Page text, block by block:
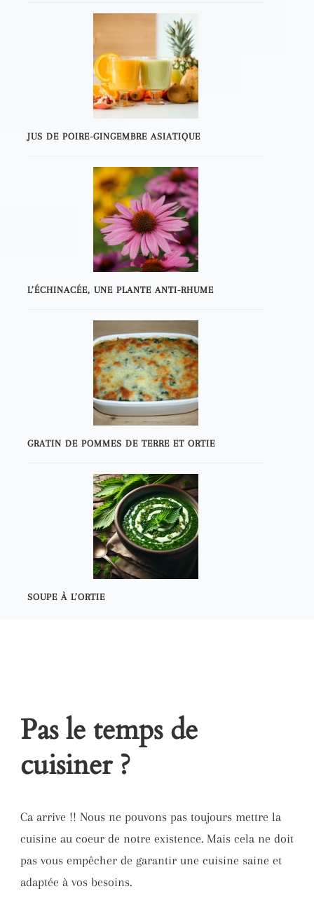
JUS DE POIRE-GINGEMBRE ASIATIQUE
L’ÉCHINACÉE, UNE PLANTE ANTI-RHUME
GRATIN DE POMMES DE TERRE ET ORTIE
SOUPE À L’ORTIE
Pas le temps de
cuisiner ?
Ca arrive !! Nous ne pouvons pas toujours mettre la
cuisine au coeur de notre existence. Mais cela ne doit
pas vous empêcher de garantir une cuisine saine et
adaptée à vos besoins.